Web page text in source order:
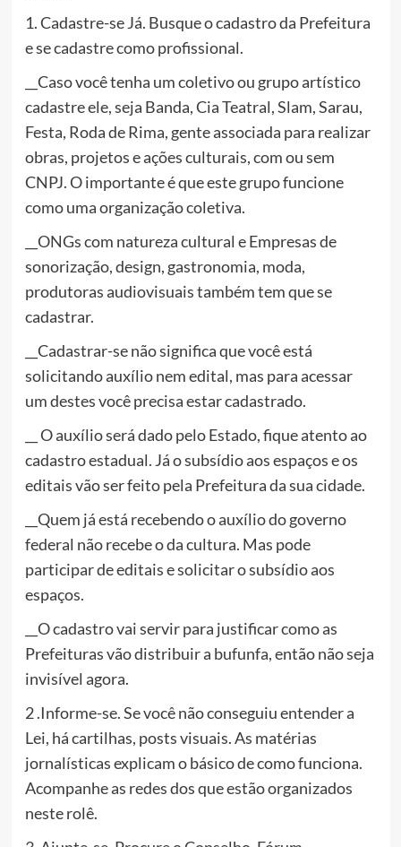
1. Cadastre-se Já. Busque o cadastro da Prefeitura
e se cadastre como profissional.
__Caso você tenha um coletivo ou grupo artístico
cadastre ele, seja Banda, Cia Teatral, Slam, Sarau,
Festa, Roda de Rima, gente associada para realizar
obras, projetos e ações culturais, com ou sem
CNPJ. O importante é que este grupo funcione
como uma organização coletiva.
__ONGs com natureza cultural e Empresas de
sonorização, design, gastronomia, moda,
produtoras audiovisuais também tem que se
cadastrar.
__Cadastrar-se não significa que você está
solicitando auxílio nem edital, mas para acessar
um destes você precisa estar cadastrado.
__ O auxílio será dado pelo Estado, fique atento ao
cadastro estadual. Já o subsídio aos espaços e os
editais vão ser feito pela Prefeitura da sua cidade.
__Quem já está recebendo o auxílio do governo
federal não recebe o da cultura. Mas pode
participar de editais e solicitar o subsídio aos
espaços.
__O cadastro vai servir para justificar como as
Prefeituras vão distribuir a bufunfa, então não seja
invisível agora.
2 .Informe-se. Se você não conseguiu entender a
Lei, há cartilhas, posts visuais. As matérias
jornalísticas explicam o básico de como funciona.
Acompanhe as redes dos que estão organizados
neste rolê.